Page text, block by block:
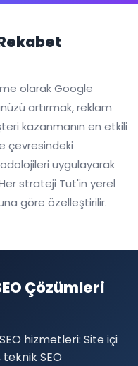
olarak Google
artırmak, reklam
kazanmanın en etkili
çevresindeki
uygulayarak
strateji Tut'in yerel
göre özelleştirilir.
Çözümleri
hizmetleri: Site içi
SEO